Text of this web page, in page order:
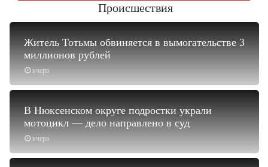
Происшествия
вчера
Житель Тотьмы обвиняется в вымогательстве 3
миллионов рублей
вчера
В Нюксенском округе подростки украли
мотоцикл — дело направлено в суд